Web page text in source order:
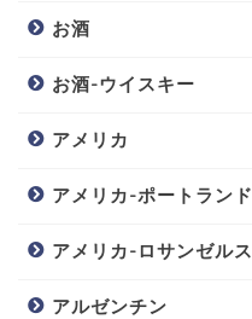
お酒
お酒-ウイスキー
アメリカ
アメリカ-ポートランド
アメリカ-ロサンゼルス
アルゼンチン